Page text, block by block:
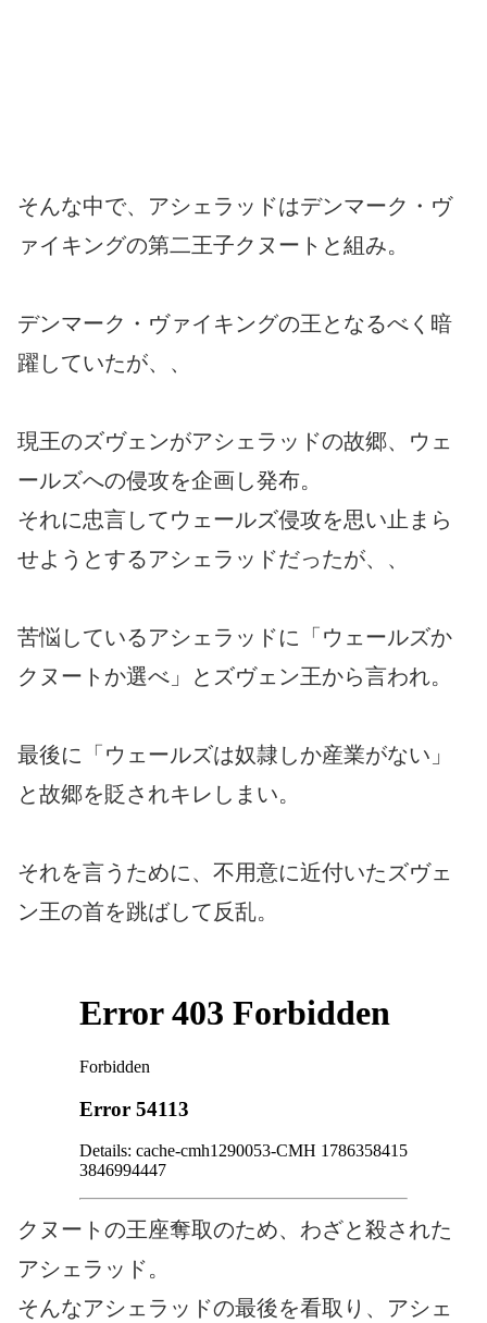
そんな中で、アシェラッドはデンマーク・ヴ
ァイキングの第二王子クヌートと組み。
デンマーク・ヴァイキングの王となるべく暗
躍していたが、、
現王のズヴェンがアシェラッドの故郷、ウェ
ールズへの侵攻を企画し発布。
それに忠言してウェールズ侵攻を思い止まら
せようとするアシェラッドだったが、、
苦悩しているアシェラッドに「ウェールズか
クヌートか選べ」とズヴェン王から言われ。
最後に「ウェールズは奴隷しか産業がない」
と故郷を貶されキレしまい。
それを言うために、不用意に近付いたズヴェ
ン王の首を跳ばして反乱。
クヌートの王座奪取のため、わざと殺された
アシェラッド。
そんなアシェラッドの最後を看取り、アシェ